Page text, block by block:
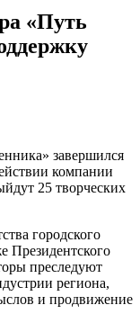
«Путь
завершился
компании
25 творческих
городского
Президентского
преследуют
региона,
и продвижение